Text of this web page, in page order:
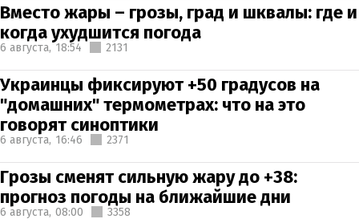
Вместо жары – грозы, град и шквалы: где и
когда ухудшится погода
6 августа, 18:54 2131
Украинцы фиксируют +50 градусов на
"домашних" термометрах: что на это
говорят синоптики
6 августа, 16:46 2371
Грозы сменят сильную жару до +38:
прогноз погоды на ближайшие дни
6 августа, 08:00 3358